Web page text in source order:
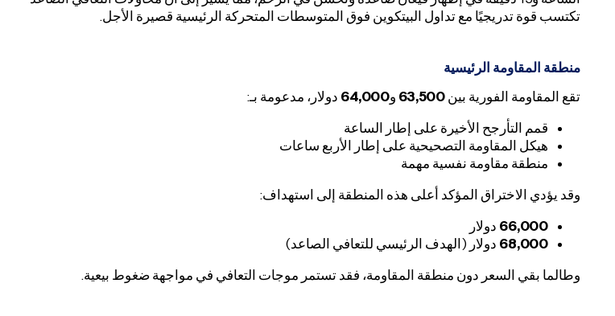
تكتسب قوة تدريجيًا مع تداول البيتكوين فوق المتوسطات المتحركة الرئيسية قصيرة الأجل.
منطقة المقاومة الرئيسية
تقع المقاومة الفورية بين 63,500 و64,000 دولار، مدعومة بـ:
قمم التأرجح الأخيرة على إطار الساعة
هيكل المقاومة التصحيحية على إطار الأربع ساعات
منطقة مقاومة نفسية مهمة
وقد يؤدي الاختراق المؤكد أعلى هذه المنطقة إلى استهداف:
66,000 دولار
68,000 دولار (الهدف الرئيسي للتعافي الصاعد)
وطالما بقي السعر دون منطقة المقاومة، فقد تستمر موجات التعافي في مواجهة ضغوط بيعية.